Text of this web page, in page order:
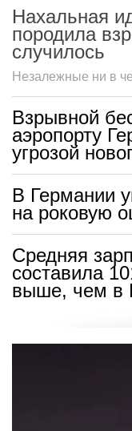
Нахальная
породила
случилось
Незалежные ни в
Взрывной
аэропорту
угрозой
В Германии
на роковую
Средняя
составила
выше, чем в